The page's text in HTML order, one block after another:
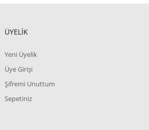
ÜYELİK
Yeni Üyelik
Üye Girişi
Şifremi Unuttum
Sepetiniz